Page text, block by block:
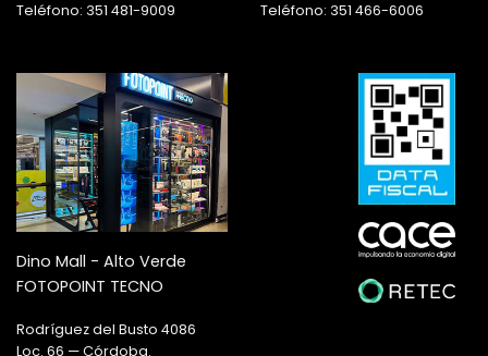
Teléfono: 351 481-9009
Teléfono: 351 466-6006
Dino Mall - Alto Verde
FOTOPOINT TECNO
Rodríguez del Busto 4086
Loc. 66 — Córdoba.